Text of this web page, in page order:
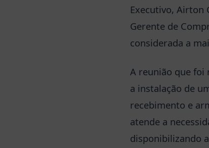
Executivo, Airton
Gerente de
considerada a
A reunião que foi
a instalação de
recebimento e
atende a
disponibilizando